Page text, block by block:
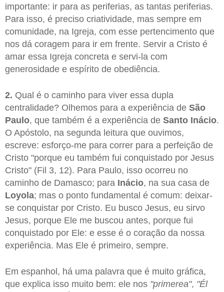
importante: ir para as periferias, as tantas periferias.
Para isso, é preciso criatividade, mas sempre em
comunidade, na Igreja, com esse pertencimento que
nos dá coragem para ir em frente. Servir a Cristo é
amar essa Igreja concreta e servi-la com
generosidade e espírito de obediência.
2. Qual é o caminho para viver essa dupla
centralidade? Olhemos para a experiência de São
Paulo, que também é a experiência de Santo Inácio.
O Apóstolo, na segunda leitura que ouvimos,
escreve: esforço-me para correr para a perfeição de
Cristo "porque eu também fui conquistado por Jesus
Cristo" (Fil 3, 12). Para Paulo, isso ocorreu no
caminho de Damasco; para Inácio, na sua casa de
Loyola; mas o ponto fundamental é comum: deixar-
se conquistar por Cristo. Eu busco Jesus, eu sirvo
Jesus, porque Ele me buscou antes, porque fui
conquistado por Ele: e esse é o coração da nossa
experiência. Mas Ele é primeiro, sempre.
Em espanhol, há uma palavra que é muito gráfica,
que explica isso muito bem: ele nos "primerea", "Él